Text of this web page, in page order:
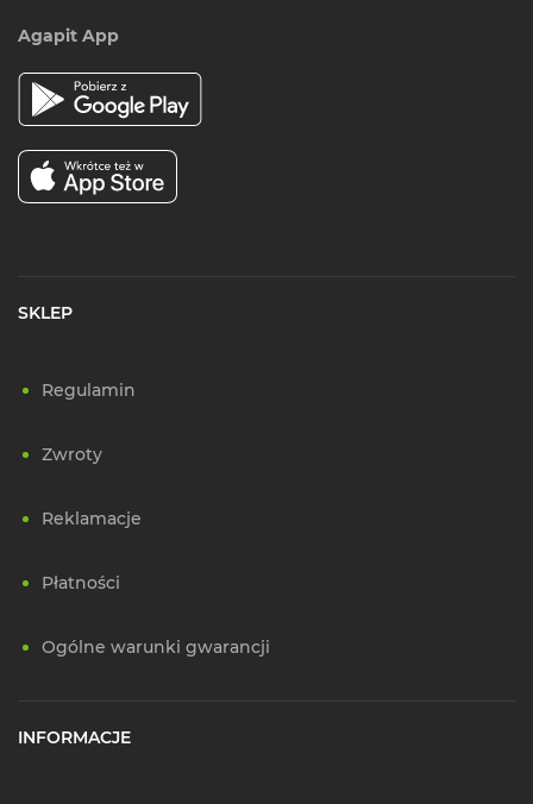
Agapit App
SKLEP
Regulamin
Zwroty
Reklamacje
Płatności
Ogólne warunki gwarancji
INFORMACJE